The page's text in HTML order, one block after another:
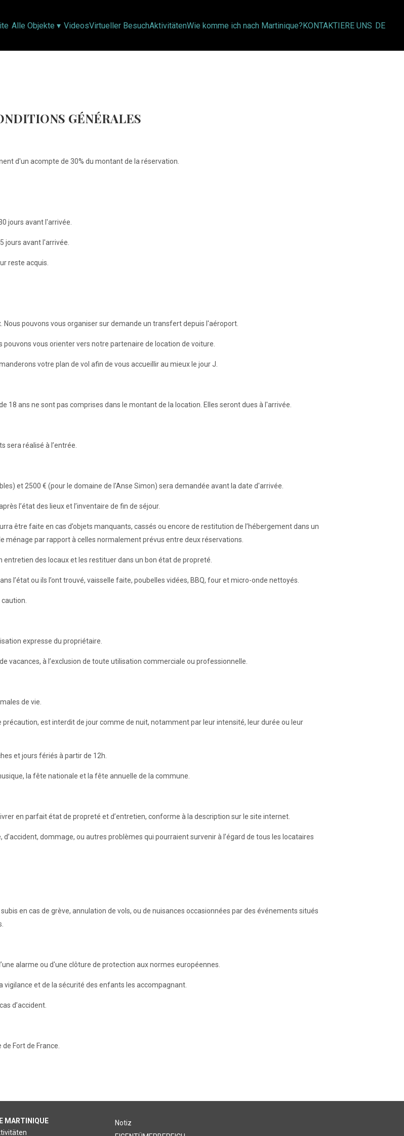
Alle Objekte ▾ VideosVirtueller BesuchAktivitätenWie komme ich nach Martinique?KONTAKTIERE UNS DE
GÉNÉRALES
d'un acompte de 30% du montant de la réservation.
jours avant l'arrivée.
jours avant l'arrivée.
reste acquis.
Nous pouvons vous organiser sur demande un transfert depuis l'aéroport.
vous orienter vers notre partenaire de location de voiture.
votre plan de vol afin de vous accueillir au mieux le jour J.
18 ans ne sont pas comprises dans le montant de la location. Elles seront dues à l'arrivée.
sera réalisé à l’entrée.
et 2500 € (pour le domaine de l'Anse Simon) sera demandée avant la date d'arrivée.
l’état des lieux et l’inventaire de fin de séjour.
être faite en cas d’objets manquants, cassés ou encore de restitution de l’hébergement dans un
par rapport à celles normalement prévus entre deux réservations.
des locaux et les restituer dans un bon état de propreté.
l’état ou ils l’ont trouvé, vaisselle faite, poubelles vidées, BBQ, four et micro-onde nettoyés.
expresse du propriétaire.
vacances, à l’exclusion de toute utilisation commerciale ou professionnelle.
de vie.
est interdit de jour comme de nuit, notamment par leur intensité, leur durée ou leur
et jours fériés à partir de 12h.
la fête nationale et la fête annuelle de la commune.
en parfait état de propreté et d’entretien, conforme à la description sur le site internet.
dommage, ou autres problèmes qui pourraient survenir à l’égard de tous les locataires
en cas de grève, annulation de vols, ou de nuisances occasionnées par des événements situés
alarme ou d'une clôture de protection aux normes européennes.
vigilance et de la sécurité des enfants les accompagnant.
d’accident.
Fort de France.
MARTINIQUE
Notiz